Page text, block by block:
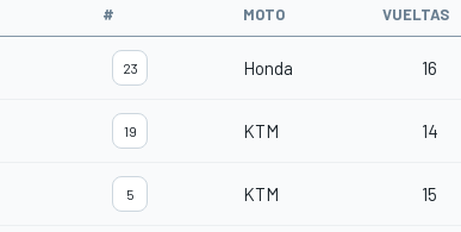
# MOTO VUELTAS
23 Honda 16
19 KTM 14
5 KTM 15